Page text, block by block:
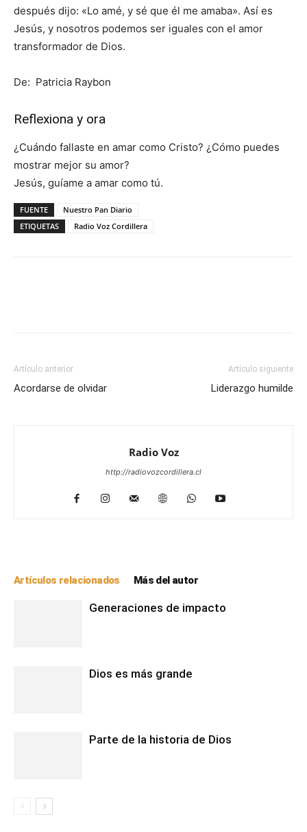
después dijo: «Lo amé, y sé que él me amaba». Así es
Jesús, y nosotros podemos ser iguales con el amor
transformador de Dios.
De: Patricia Raybon
Reflexiona y ora
¿Cuándo fallaste en amar como Cristo? ¿Cómo puedes
mostrar mejor su amor?
Jesús, guíame a amar como tú.
FUENTE
Nuestro Pan Diario
ETIQUETAS
Radio Voz Cordillera
Artículo anterior
Acordarse de olvidar
Artículo siguiente
Liderazgo humilde
Radio Voz
http://radiovozcordillera.cl
Artículos relacionados Más del autor
Generaciones de impacto
Dios es más grande
Parte de la historia de Dios